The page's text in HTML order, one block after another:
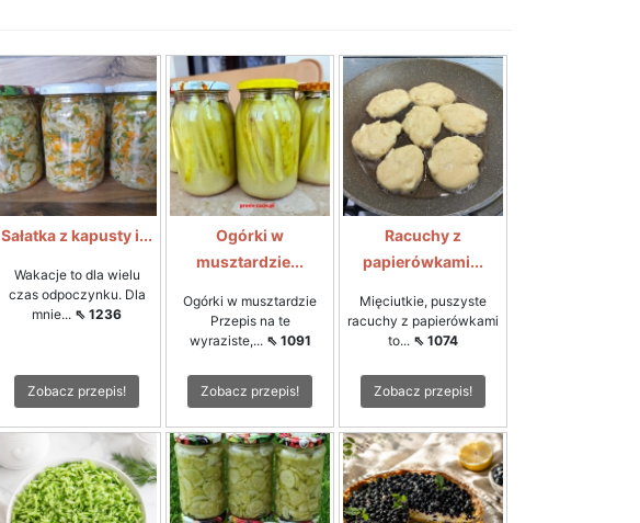
Sałatka z kapusty i...
Wakacje to dla wielu
czas odpoczynku. Dla
mnie... ⇖ 1236
Zobacz przepis!
Ogórki w
musztardzie...
Ogórki w musztardzie
Przepis na te
wyraziste,... ⇖ 1091
Zobacz przepis!
Racuchy z
papierówkami...
Mięciutkie, puszyste
racuchy z papierówkami
to... ⇖ 1074
Zobacz przepis!